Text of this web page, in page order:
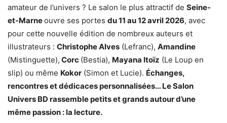
amateur de l’univers ? Le salon le plus attractif de Seine-
et-Marneouvre ses portes du 11 au 12 avril 2026, avec
pour cette nouvelle édition de nombreux auteurs et
illustrateurs : Christophe Alves (Lefranc), Amandine
(Mistinguette), Corc (Bestia), Mayana Itoïz (Le Loup en
slip) ou même Kokor (Simon et Lucie). Échanges,
rencontres et dédicaces personnalisées… Le Salon
Univers BD rassemble petits et grands autour d’une
même passion : la lecture.